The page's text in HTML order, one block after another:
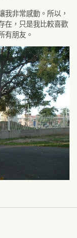
我非常感動。所以，
在，只是我比較喜歡
有朋友。